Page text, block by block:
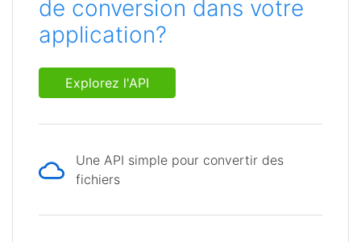
de conversion dans votre
application?
Explorez l'API
Une API simple pour convertir des
fichiers